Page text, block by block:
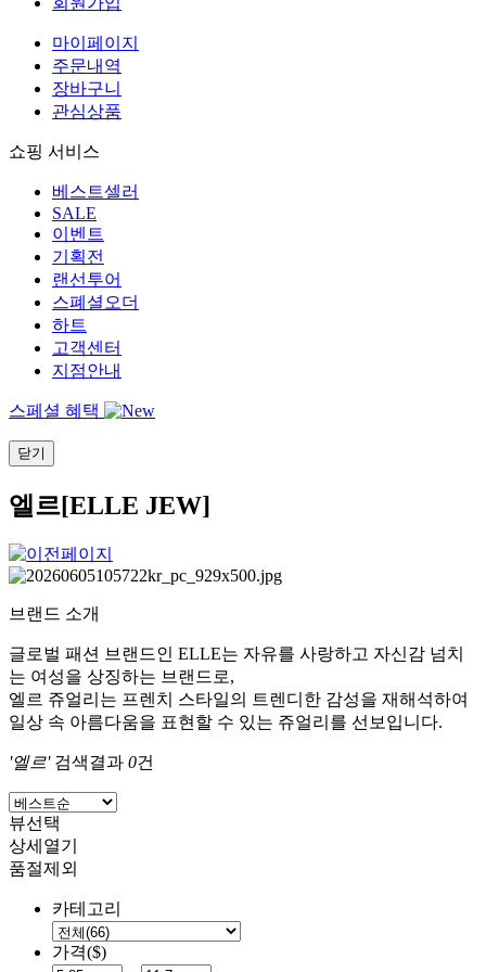
마이페이지
주문내역
장바구니
관심상품
쇼핑 서비스
베스트셀러
SALE
이벤트
기획전
랜선투어
스폐셜오더
하트
고객센터
지점안내
스페셜 혜택
닫기
엘르[ELLE JEW]
브랜드 소개
글로벌 패션 브랜드인 ELLE는 자유를 사랑하고 자신감 넘치
는 여성을 상징하는 브랜드로,
엘르 쥬얼리는 프렌치 스타일의 트렌디한 감성을 재해석하여
일상 속 아름다움을 표현할 수 있는 쥬얼리를 선보입니다.
'엘르'검색결과 0건
뷰선택
상세열기
품절제외
카테고리
가격($)